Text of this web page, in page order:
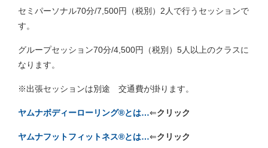
セミパーソナル70分/7,500円（税別）2人で行うセッションで
す。
グループセッション70分/4,500円（税別）5人以上のクラスに
なります。
※出張セッションは別途 交通費が掛ります。
ヤムナボディーローリング®とは…⇐クリック
ヤムナフットフィットネス®とは…⇐クリック